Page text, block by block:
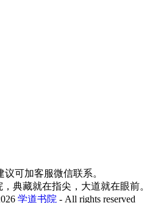
可加客服微信联系。
典藏就在指尖，大道就在眼前。
学道书院 - All rights reserved